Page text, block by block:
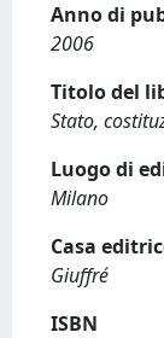
Anno di
2006
Titolo del
Stato,
Luogo di
Milano
Casa
Giuffré
ISBN